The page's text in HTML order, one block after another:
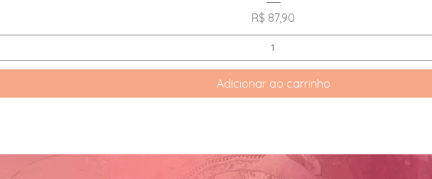
Preço
R$ 87,90
Adicionar ao carrinho